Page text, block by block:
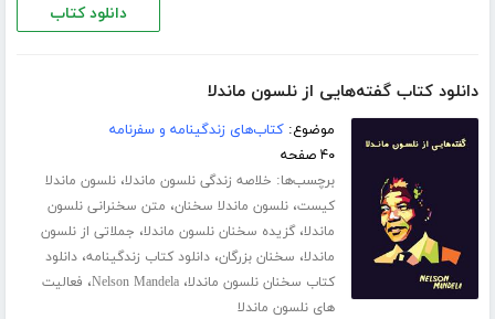
دانلود کتاب
دانلود کتاب گفته‌هایی از نلسون ماندلا
موضوع:کتاب‌های زندگینامه و سفرنامه
۴۰ صفحه
برچسب‌ها: خلاصه زندگی نلسون ماندلا،نلسون ماندلا
کیست،نلسون ماندلا سخنان، متن سخنرانی نلسون
ماندلا،گزیده سخنان نلسون ماندلا، جملاتی از نلسون
ماندلا، سخنان بزرگان،دانلود کتاب زندگینامه،دانلود
کتاب سخنان نلسون ماندلا،Nelson Mandela، فعالیت
های نلسون ماندلا